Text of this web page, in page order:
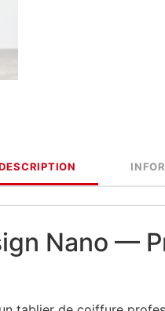
Nano —